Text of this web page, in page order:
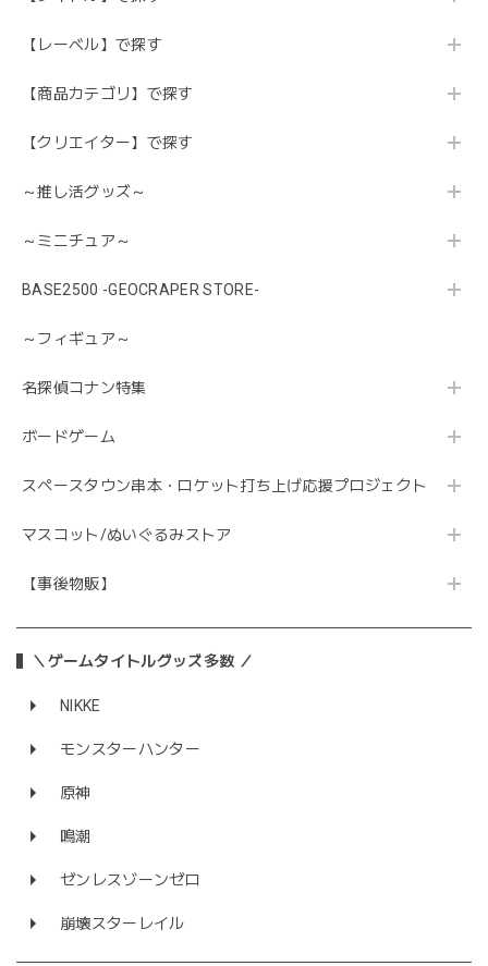
【レーベル】で探す
【商品カテゴリ】で探す
【クリエイター】で探す
～推し活グッズ～
～ミニチュア～
BASE2500 -GEOCRAPER STORE-
～フィギュア～
名探偵コナン特集
ボードゲーム
スペースタウン串本・ロケット打ち上げ応援プロジェクト
マスコット/ぬいぐるみストア
【事後物販】
＼ゲームタイトルグッズ多数 ／
NIKKE
モンスターハンター
原神
鳴潮
ゼンレスゾーンゼロ
崩壊スターレイル